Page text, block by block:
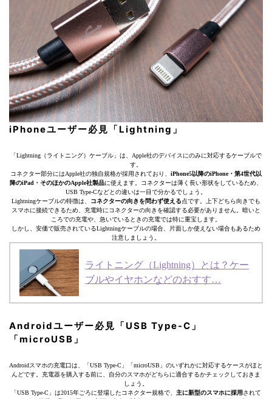
iPhoneユーザー必見「Lightning」
「Lightning（ライトニング）ケーブル」は、Apple社のデバイスにのみに対応するケーブルで
す。
コネクター部分にはApple社の独自規格が採用されており、 iPhone5以降のiPhone・第4世代以
降のiPad・そのほかのApple社製品に使えます。コネクターは薄く長い形状をしているため、
USB Type-Cなどとの違いは一目で分かるでしょう。
Lightningケーブルの特徴は、 コネクターの向きを問わず使える点です。上下どちら向きでも
スマホに接続できるため、充電時にコネクターの向きを確認する必要がありません。暗いと
ころでの充電や、急いでいるときの充電では特に重宝します。
しかし、安価で販売されているLightningケーブルの場合、片面しか使えない場合もあるため
注意しましょう。
ライトニング（Lightning）とは？ケー
ブルやイヤホンなどのおすす…
Androidユーザー必見「USB Type-C」
「microUSB」
Androidスマホの充電口は、「USB Type-C」「microUSB」のいずれかに対応するケースがほと
んどです。充電器を購入する前に、自分のスマホがどちらに適合するかチェックしておきま
しょう。
「USB Type-C」は2015年ごろに登場したコネクター規格で、 主に新型のスマホに採用されて